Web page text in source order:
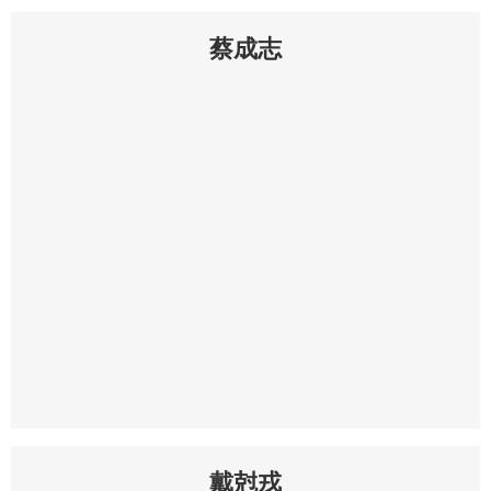
蔡成志
戴尅戎